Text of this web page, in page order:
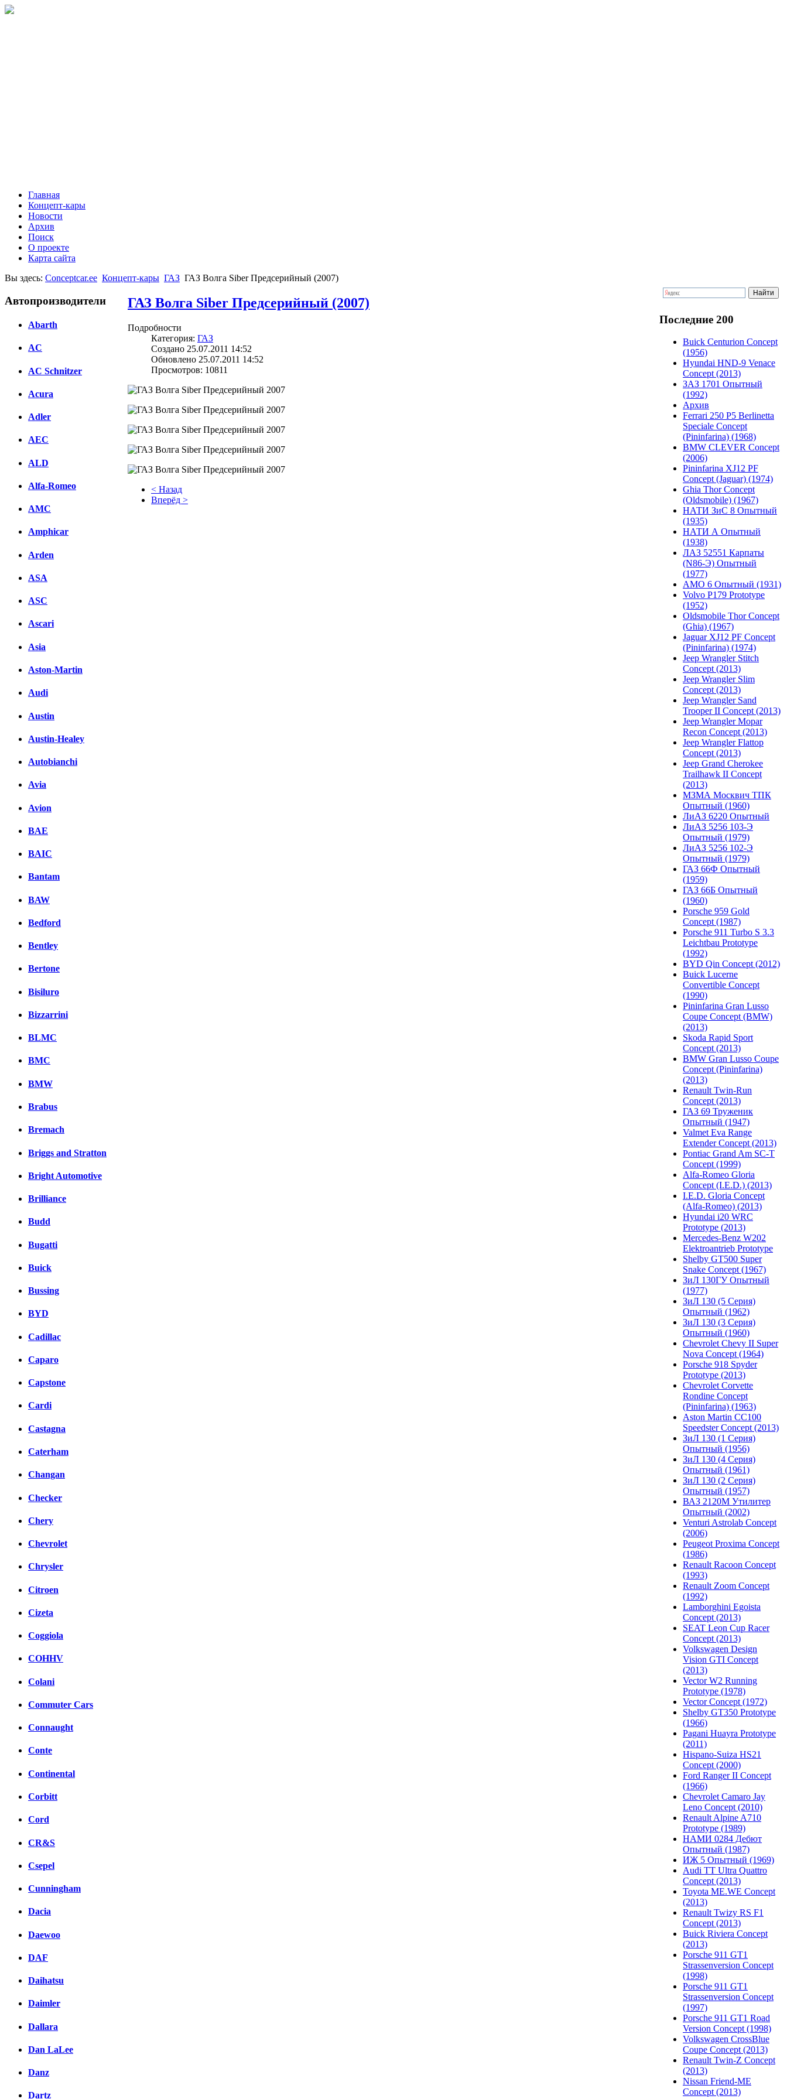
Главная
Концепт-кары
Новости
Архив
Поиск
О проекте
Карта сайта
Вы здесь: Conceptcar.ee Концепт-кары ГАЗ ГАЗ Волга Siber Предсерийный (2007)
Автопроизводители
Abarth
AC
AC Schnitzer
Acura
Adler
AEC
ALD
Alfa-Romeo
AMC
Amphicar
Arden
ASA
ASC
Ascari
Asia
Aston-Martin
Audi
Austin
Austin-Healey
Autobianchi
Avia
Avion
BAE
BAIC
Bantam
BAW
Bedford
Bentley
Bertone
Bisiluro
Bizzarrini
BLMC
BMC
BMW
Brabus
Bremach
Briggs and Stratton
Bright Automotive
Brilliance
Budd
Bugatti
Buick
Bussing
BYD
Cadillac
Caparo
Capstone
Cardi
Castagna
Caterham
Changan
Checker
Chery
Chevrolet
Chrysler
Citroen
Cizeta
Coggiola
COHHV
Colani
Commuter Cars
Connaught
Conte
Continental
Corbitt
Cord
CR&S
Csepel
Cunningham
Dacia
Daewoo
DAF
Daihatsu
Daimler
Dallara
Dan LaLee
Danz
Dartz
ГАЗ Волга Siber Предсерийный (2007)
Подробности
Категория: ГАЗ
Создано 25.07.2011 14:52
Обновлено 25.07.2011 14:52
Просмотров: 10811
< Назад
Вперёд >
Последние 200
Buick Centurion Concept
(1956)
Hyundai HND-9 Venace
Concept (2013)
ЗАЗ 1701 Опытный
(1992)
Архив
Ferrari 250 P5 Berlinetta
Speciale Concept
(Pininfarina) (1968)
BMW CLEVER Concept
(2006)
Pininfarina XJ12 PF
Concept (Jaguar) (1974)
Ghia Thor Concept
(Oldsmobile) (1967)
НАТИ ЗиС 8 Опытный
(1935)
НАТИ А Опытный
(1938)
ЛАЗ 52551 Карпаты
(N86-Э) Опытный
(1977)
АМО 6 Опытный (1931)
Volvo P179 Prototype
(1952)
Oldsmobile Thor Concept
(Ghia) (1967)
Jaguar XJ12 PF Concept
(Pininfarina) (1974)
Jeep Wrangler Stitch
Concept (2013)
Jeep Wrangler Slim
Concept (2013)
Jeep Wrangler Sand
Trooper II Concept (2013)
Jeep Wrangler Mopar
Recon Concept (2013)
Jeep Wrangler Flattop
Concept (2013)
Jeep Grand Cherokee
Trailhawk II Concept
(2013)
МЗМА Москвич ТПК
Опытный (1960)
ЛиАЗ 6220 Опытный
ЛиАЗ 5256 103-Э
Опытный (1979)
ЛиАЗ 5256 102-Э
Опытный (1979)
ГАЗ 66Ф Опытный
(1959)
ГАЗ 66Б Опытный
(1960)
Porsche 959 Gold
Concept (1987)
Porsche 911 Turbo S 3.3
Leichtbau Prototype
(1992)
BYD Qin Concept (2012)
Buick Lucerne
Convertible Concept
(1990)
Pininfarina Gran Lusso
Coupe Concept (BMW)
(2013)
Skoda Rapid Sport
Concept (2013)
BMW Gran Lusso Coupe
Concept (Pininfarina)
(2013)
Renault Twin-Run
Concept (2013)
ГАЗ 69 Труженик
Опытный (1947)
Valmet Eva Range
Extender Concept (2013)
Pontiac Grand Am SC-T
Concept (1999)
Alfa-Romeo Gloria
Concept (I.E.D.) (2013)
I.E.D. Gloria Concept
(Alfa-Romeo) (2013)
Hyundai i20 WRC
Prototype (2013)
Mercedes-Benz W202
Elektroantrieb Prototype
Shelby GT500 Super
Snake Concept (1967)
ЗиЛ 130ГУ Опытный
(1977)
ЗиЛ 130 (5 Серия)
Опытный (1962)
ЗиЛ 130 (3 Серия)
Опытный (1960)
Chevrolet Chevy II Super
Nova Concept (1964)
Porsche 918 Spyder
Prototype (2013)
Chevrolet Corvette
Rondine Concept
(Pininfarina) (1963)
Aston Martin CC100
Speedster Concept (2013)
ЗиЛ 130 (1 Серия)
Опытный (1956)
ЗиЛ 130 (4 Серия)
Опытный (1961)
ЗиЛ 130 (2 Серия)
Опытный (1957)
ВАЗ 2120М Утилитер
Опытный (2002)
Venturi Astrolab Concept
(2006)
Peugeot Proxima Concept
(1986)
Renault Racoon Concept
(1993)
Renault Zoom Concept
(1992)
Lamborghini Egoista
Concept (2013)
SEAT Leon Cup Racer
Concept (2013)
Volkswagen Design
Vision GTI Concept
(2013)
Vector W2 Running
Prototype (1978)
Vector Concept (1972)
Shelby GT350 Prototype
(1966)
Pagani Huayra Prototype
(2011)
Hispano-Suiza HS21
Concept (2000)
Ford Ranger II Concept
(1966)
Chevrolet Camaro Jay
Leno Concept (2010)
Renault Alpine A710
Prototype (1989)
НАМИ 0284 Дебют
Опытный (1987)
ИЖ 5 Опытный (1969)
Audi TT Ultra Quattro
Concept (2013)
Toyota ME.WE Concept
(2013)
Renault Twizy RS F1
Concept (2013)
Buick Riviera Concept
(2013)
Porsche 911 GT1
Strassenversion Concept
(1998)
Porsche 911 GT1
Strassenversion Concept
(1997)
Porsche 911 GT1 Road
Version Concept (1998)
Volkswagen CrossBlue
Coupe Concept (2013)
Renault Twin-Z Concept
(2013)
Nissan Friend-ME
Concept (2013)